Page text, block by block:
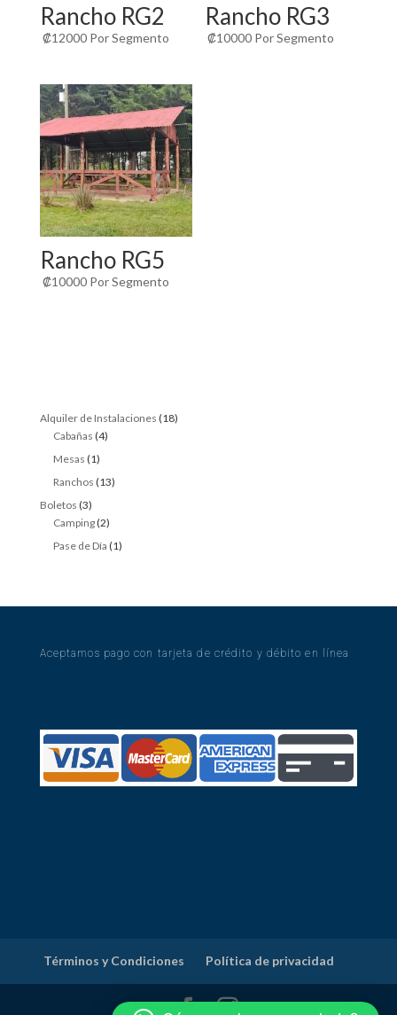
Rancho RG2
₡12000Por Segmento
Rancho RG3
₡10000 Por Segmento
Rancho RG5
₡10000Por Segmento
Alquiler de Instalaciones 1818
Cabañas 44
Mesas 11
product
Ranchos 1313
Boletos 33
products
Camping 22
products
Pase de Día 11
Aceptamos pago con tarjeta de crédito y débito en línea
Términos y Condiciones Política de privacidad